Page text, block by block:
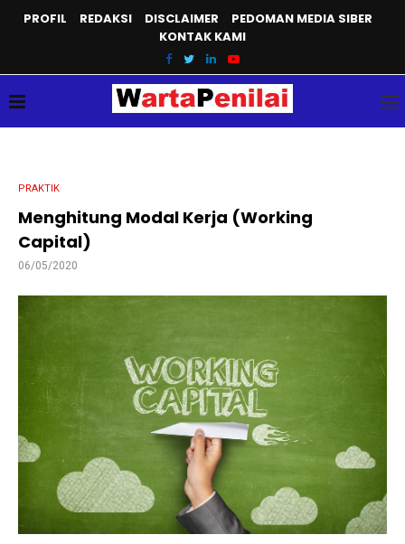
PROFIL REDAKSI DISCLAIMER
PEDOMAN MEDIA SIBER
KONTAK KAMI
PRAKTIK
Menghitung Modal Kerja (Working
Capital)
06/05/2020